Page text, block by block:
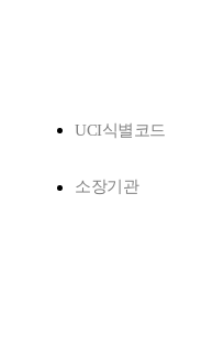
UCI식별코드
소장기관